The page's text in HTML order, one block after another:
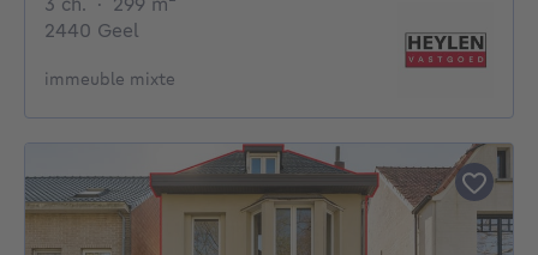
2440 Geel
immeuble mixte